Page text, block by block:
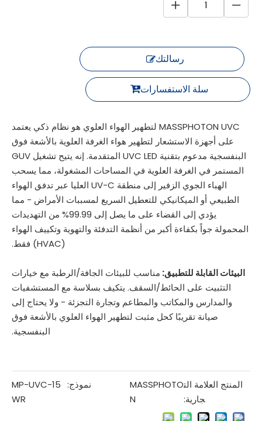
رسالتك
سلة الاستفسارات
MASSPHOTON UVC لتطهير الهواء العلوي هو نظام ذكي يعتمد
على أجهزة الاستشعار لتطهير هواء الغرفة العلوية بالأشعة فوق
البنفسجية مدعوم بتقنية UVC LED المتقدمة. إنه يتيح تشغيل GUV
المستمر في الغرفة العلوية في المساحات المشغولة، مما يسحب
الهباء الجوي الزفير إلى منطقة UV-C العليا عبر تدفق الهواء
الطبيعي أو الميكانيكي للتعطيل السريع لمسببات الأمراض - مما
يؤدي إلى القضاء على ما يصل إلى 99.99% من التهديدات
المحمولة جواً بكفاءة أكبر من أنظمة التدفئة والتهوية وتكييف الهواء
(HVAC) فقط.
البيئات القابلة للتطبيق: مناسب للبيئات الجافة/الرطبة مع خيارات
التثبيت على الحائط/السقف. يتكيف بسلاسة مع المستشفيات
والمدارس والمكاتب والمطاعم وتجارة التجزئة - ولا يحتاج إلى
صيانة تقريبًا كحل مثبت لتطهير الهواء العلوي بالأشعة فوق
البنفسجية.
نموذج: MP-UVC-15
WR
المنتج العلامة الت
جارية:
MASSPHOTO
N